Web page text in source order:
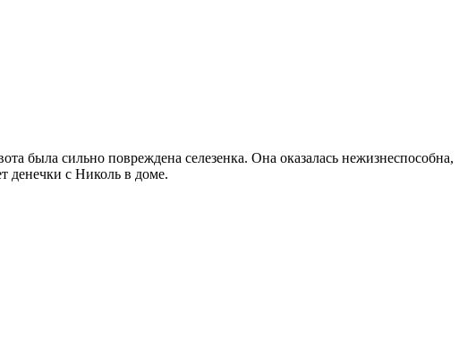
была сильно повреждена селезенка. Она оказалась нежизнеспособна,
денечки с Николь в доме.